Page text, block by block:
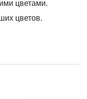
цветами.
цветов.